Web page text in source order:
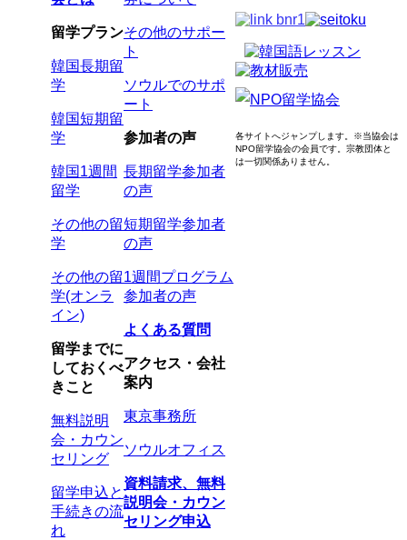
留学プラン
韓国長期留
学
韓国短期留
学
韓国1週間
留学
その他の留
学
その他の留
学(オンラ
イン)
留学までに
しておくべ
きこと
無料説明
会・カウン
セリング
留学申込と
手続きの流
れ
その他のサポー
ト
ソウルでのサポ
ート
参加者の声
長期留学参加者
の声
短期留学参加者
の声
1週間プログラム
参加者の声
よくある質問
アクセス・会社
案内
東京事務所
ソウルオフィス
資料請求、無料
説明会・カウン
セリング申込
各サイトへジャンプします。 ※当協会は
NPO留学協会の会員です。 宗教団体と
は一切関係ありません。